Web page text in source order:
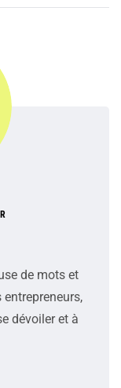
de mots et
entrepreneurs,
dévoiler et à